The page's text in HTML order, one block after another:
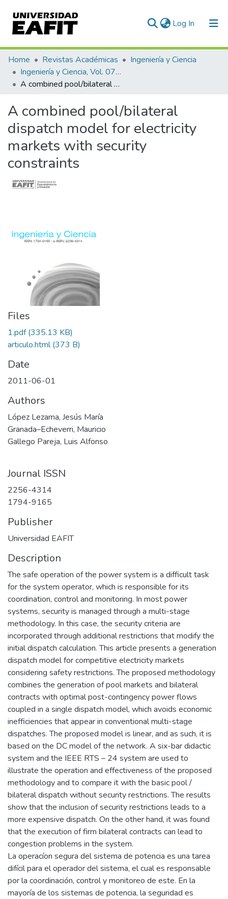
Log In (current)
Communities & Collections
All of DSpace
Home Revistas Académicas
Ingeniería y Ciencia
Ingeniería y Ciencia, Vol. 07, Núm. 13 (2011)
A combined pool/bilateral dispatch model for electricity markets with security constraints
A combined pool/bilateral
dispatch model for electricity
markets with security
constraints
Files
1.pdf(335.13 KB)
articulo.html(373 B)
Date
2011-06-01
Authors
López Lezama, Jesús María
Granada–Echeverri, Mauricio
Gallego Pareja, Luis Alfonso
Journal ISSN
2256-4314
1794-9165
Publisher
Universidad EAFIT
Description
The safe operation of the power system is a difficult task
for the system operator, which is responsible for its
coordination, control and monitoring. In most power
systems, security is managed through a multi-stage
methodology. In this case, the security criteria are
incorporated through additional restrictions that modify the
initial dispatch calculation. This article presents a generation
dispatch model for competitive electricity markets
considering safety restrictions. The proposed methodology
combines the generation of pool markets and bilateral
contracts with optimal post-contingency power flows
coupled in a single dispatch model, which avoids economic
inefficiencies that appear in conventional multi-stage
dispatches. The proposed model is linear, and as such, it is
based on the DC model of the network. A six-bar didactic
system and the IEEE RTS – 24 system are used to
illustrate the operation and effectiveness of the proposed
methodology and to compare it with the basic pool /
bilateral dispatch without security restrictions. The results
show that the inclusion of security restrictions leads to a
more expensive dispatch. On the other hand, it was found
that the execution of firm bilateral contracts can lead to
congestion problems in the system.
La operacíon segura del sistema de potencia es una tarea
difícil para el operador del sistema, el cual es responsable
por la coordinación, control y monitoreo de este. En la
mayoría de los sistemas de potencia, la seguridad es